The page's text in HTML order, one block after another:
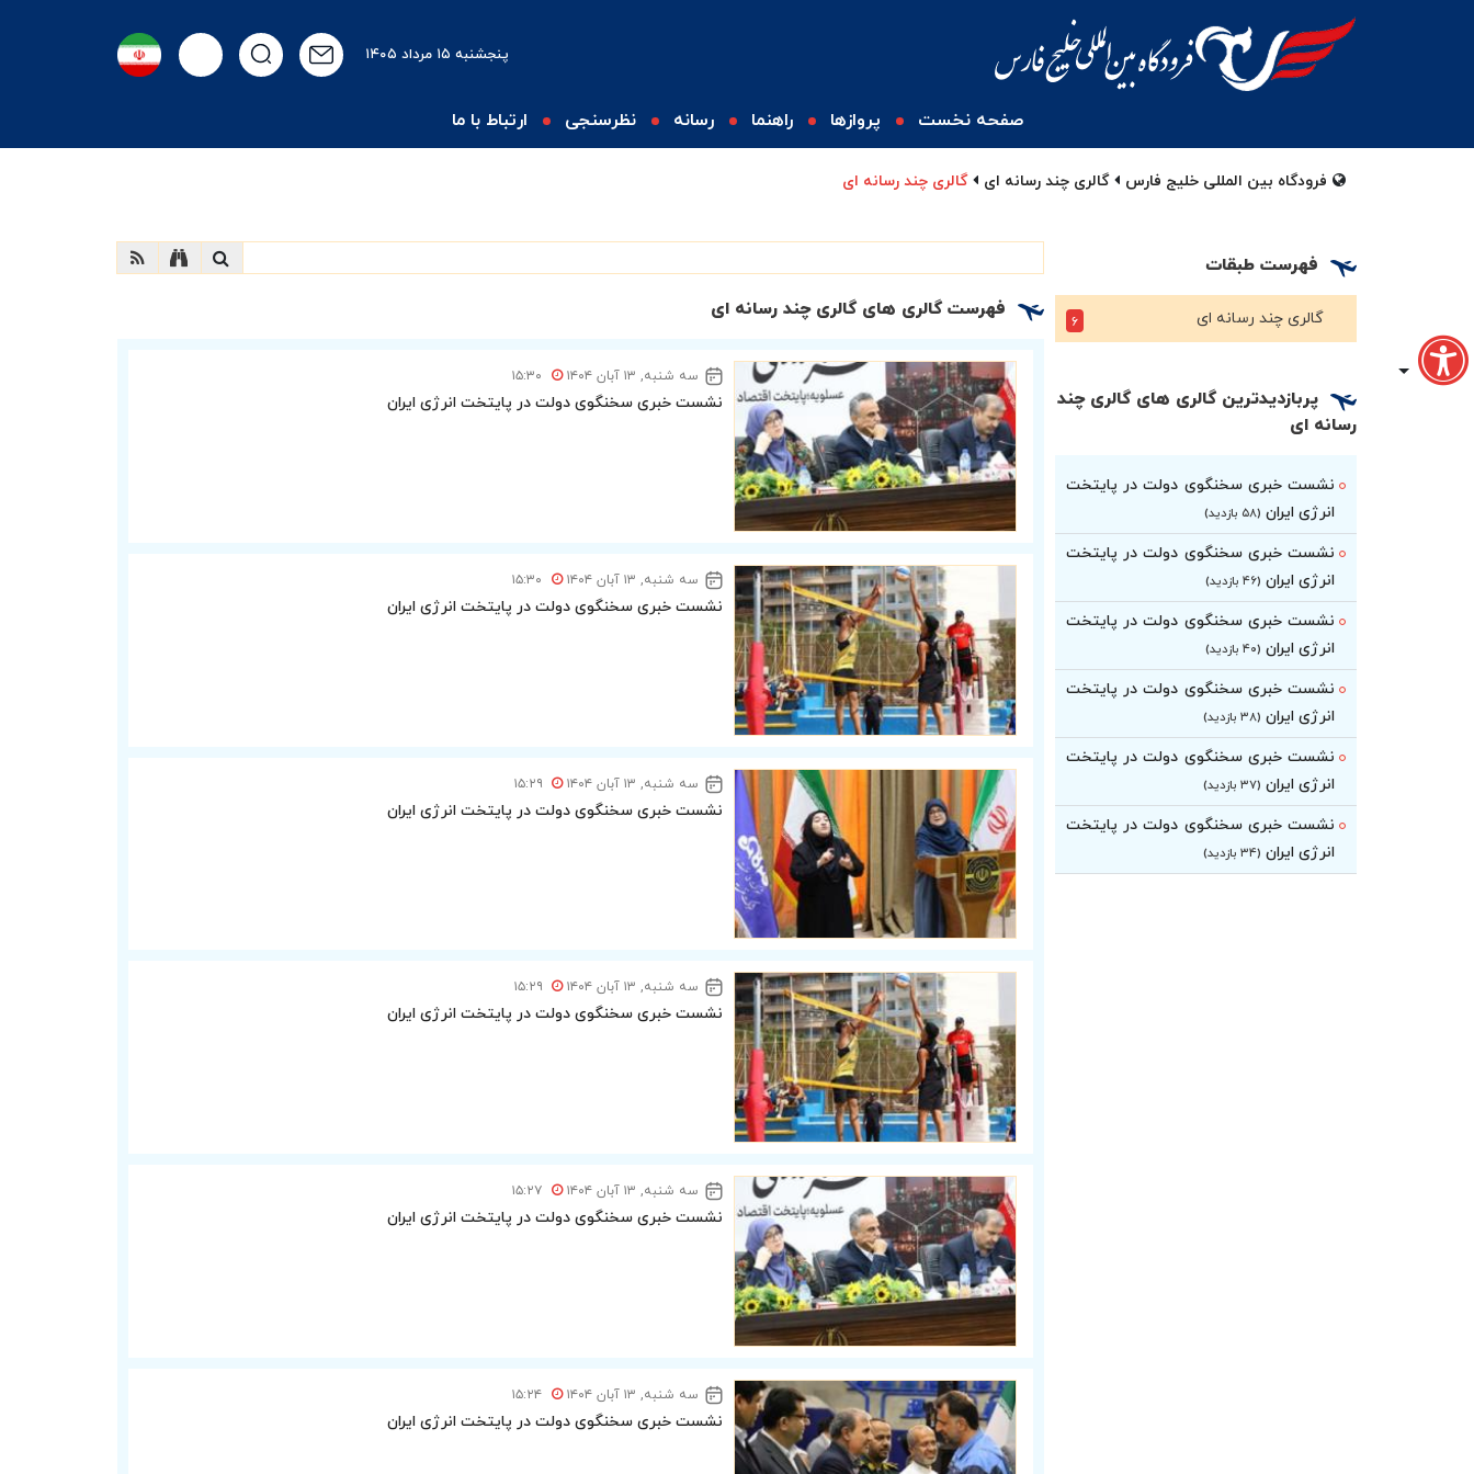
پنجشنبه ۱۵ مرداد ۱۴۰۵
صفحه نخست پروازها راهنما رسانه نظرسنجی ارتباط با ما
فرودگاه بین المللی خلیج فارس گالری چند رسانه ای گالری چند رسانه ای
فهرست گالری های گالری چند رسانه ای
سه شنبه, ۱۳ آبان ۱۴۰۴ ۱۵:۳۰
نشست خبری سخنگوی دولت در پایتخت انرژی ایران
سه شنبه, ۱۳ آبان ۱۴۰۴ ۱۵:۳۰
نشست خبری سخنگوی دولت در پایتخت انرژی ایران
سه شنبه, ۱۳ آبان ۱۴۰۴ ۱۵:۲۹
نشست خبری سخنگوی دولت در پایتخت انرژی ایران
سه شنبه, ۱۳ آبان ۱۴۰۴ ۱۵:۲۹
نشست خبری سخنگوی دولت در پایتخت انرژی ایران
سه شنبه, ۱۳ آبان ۱۴۰۴ ۱۵:۲۷
نشست خبری سخنگوی دولت در پایتخت انرژی ایران
سه شنبه, ۱۳ آبان ۱۴۰۴ ۱۵:۲۴
نشست خبری سخنگوی دولت در پایتخت انرژی ایران
فهرست طبقات
گالری چند رسانه ای ۶
پربازدیدترین گالری های گالری چند
رسانه ای
نشست خبری سخنگوی دولت در پایتخت
انرژی ایران (۵۸ بازدید)
نشست خبری سخنگوی دولت در پایتخت
انرژی ایران (۴۶ بازدید)
نشست خبری سخنگوی دولت در پایتخت
انرژی ایران (۴۰ بازدید)
نشست خبری سخنگوی دولت در پایتخت
انرژی ایران (۳۸ بازدید)
نشست خبری سخنگوی دولت در پایتخت
انرژی ایران (۳۷ بازدید)
نشست خبری سخنگوی دولت در پایتخت
انرژی ایران (۳۴ بازدید)